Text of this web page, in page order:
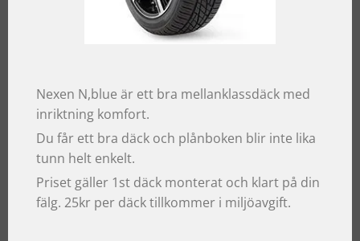
Nexen N,blue är ett bra mellanklassdäck med
inriktning komfort.
Du får ett bra däck och plånboken blir inte lika
tunn helt enkelt.
Priset gäller 1st däck monterat och klart på din
fälg. 25kr per däck tillkommer i miljöavgift.